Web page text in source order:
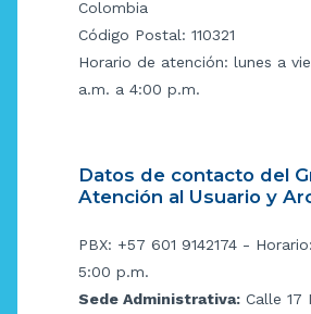
Colombia
Código Postal: 110321
Horario de atención: lunes a
a.m. a 4:00 p.m.
Datos de contacto del
Atención al Usuario y
PBX: +57 601 9142174 -
5:00 p.m.
Sede Administrativa: Calle 17